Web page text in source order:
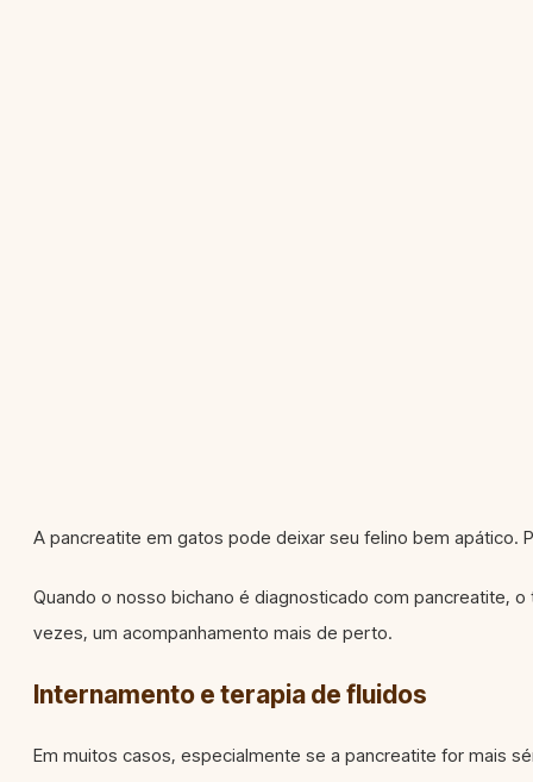
A pancreatite em gatos pode deixar seu felino bem apático.
Quando o nosso bichano é diagnosticado com pancreatite,
vezes, um acompanhamento mais de perto.
Internamento e terapia de fluidos
Em muitos casos, especialmente se a pancreatite for mais